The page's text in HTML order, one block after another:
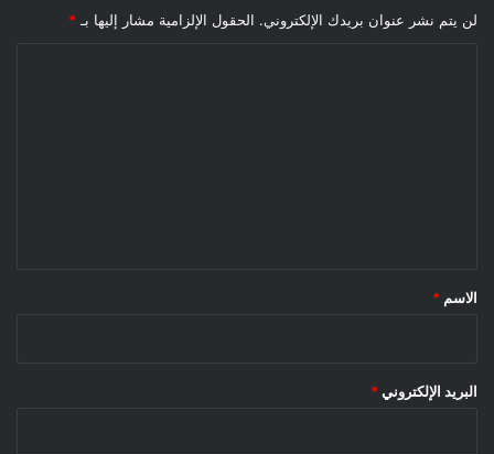
لن يتم نشر عنوان بريدك الإلكتروني. الحقول الإلزامية مشار إليها بـ *
*
الاسم *
البريد الإلكتروني *